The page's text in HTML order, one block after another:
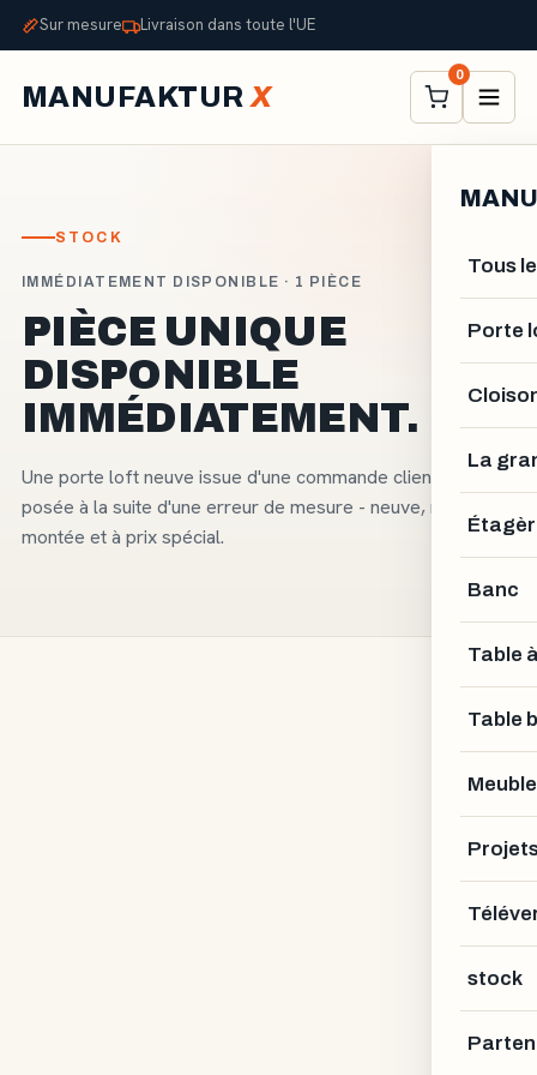
Sur mesure Livraison dans toute l'UE
MANUFAKTURX
0
Tous
Porte
La
Banc
Table
Table
stock
STOCK
IMMÉDIATEMENT DISPONIBLE · 1 PIÈCE
PIÈCE UNIQUE
DISPONIBLE
IMMÉDIATEMENT.
Une porte loft neuve issue d'une commande client, non
posée à la suite d'une erreur de mesure - neuve, non
montée et à prix spécial.